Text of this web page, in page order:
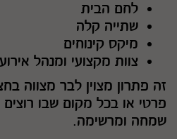
לחם הבית
שתייה קלה
מיקס קינוחים
צוות מקצועי ומנהל
זה פתרון מצוין לבר מצווה
פרטי או בכל מקום שבו רוצים
שמחה ומרשימה.